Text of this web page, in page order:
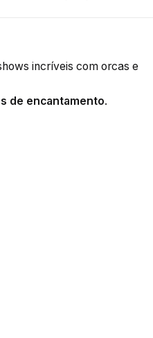
incríveis com orcas e
de encantamento.